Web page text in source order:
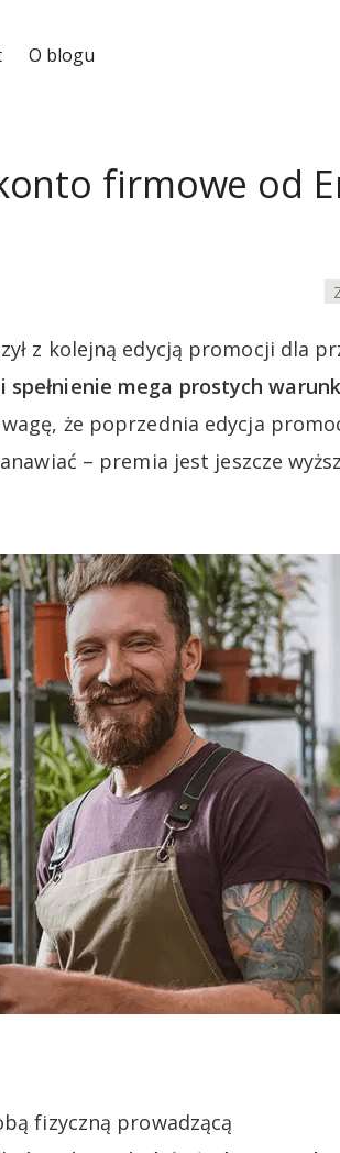
O blogu
firmowe od
z kolejną edycją promocji dla
mega prostych
że poprzednia edycja
– premia jest jeszcze
fizyczną prowadzącą